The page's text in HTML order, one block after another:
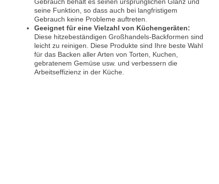
seine Funktion, so dass auch bei langfristigem
Gebrauch keine Probleme auftreten.
Geeignet für eine Vielzahl von Küchengeräten:
Diese hitzebeständigen Großhandels-Backformen sind
leicht zu reinigen. Diese Produkte sind Ihre beste Wahl
für das Backen aller Arten von Torten, Kuchen,
gebratenem Gemüse usw. und verbessern die
Arbeitseffizienz in der Küche.